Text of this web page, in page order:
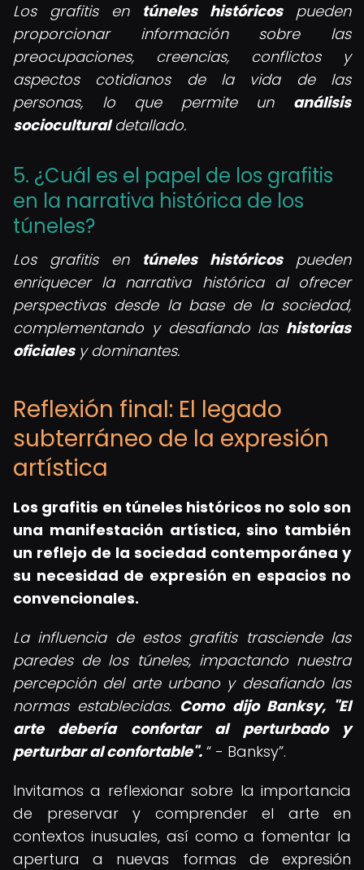
Los grafitis en túneles históricospueden
proporcionar información sobre las
preocupaciones, creencias, conflictos y
aspectos cotidianos de la vida de las
personas, lo que permite un análisis
socioculturaldetallado.
5. ¿Cuál es el papel de los grafitis
en la narrativa histórica de los
túneles?
Los grafitis en túneles históricospueden
enriquecer la narrativa histórica al ofrecer
perspectivas desde la base de la sociedad,
complementando y desafiando las historias
oficialesy dominantes.
Reflexión final: El legado
subterráneo de la expresión
artística
Los grafitis en túneles históricos no solo son
una manifestación artística, sino también
un reflejo de la sociedad contemporánea y
su necesidad de expresión en espacios no
convencionales.
La influencia de estos grafitis trasciende las
paredes de los túneles, impactando nuestra
percepción del arte urbano y desafiando las
normas establecidas. Como dijo Banksy, "El
arte debería confortar al perturbado y
perturbar al confortable".
- Banksy .
Invitamos a reflexionar sobre la importancia
de preservar y comprender el arte en
contextos inusuales, así como a fomentar la
apertura a nuevas formas de expresión